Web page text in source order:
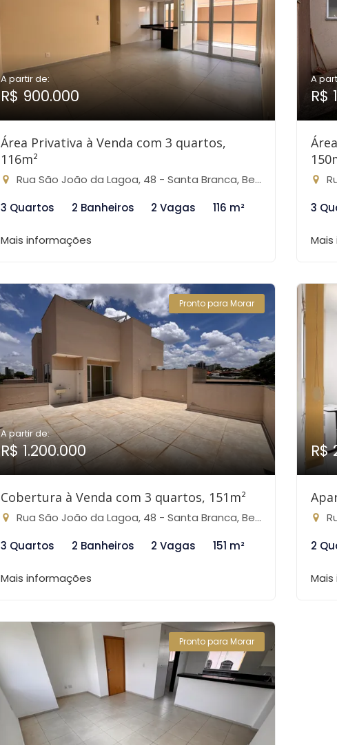
A partir de:
R$ 900.000
Área Privativa à Venda com 3 quartos,
116m²
Rua São João da Lagoa, 48 - Santa Branca, Belo Horizonte-MG
3 Quartos
2 Banheiros 2 Vagas 116 m²
Mais informações
A
R$
3
Pronto para Morar
A partir de:
R$ 1.200.000
Cobertura à Venda com 3 quartos, 151m²
Rua São João da Lagoa, 48 - Santa Branca, Belo Horizonte-MG
3 Quartos
2 Banheiros 2 Vagas 151 m²
Mais informações
R$
2
Pronto para Morar